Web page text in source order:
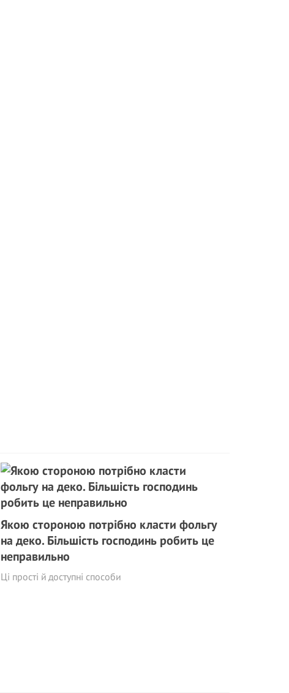
Якою стороною потрібно класти фольгу
на деко. Більшість господинь робить це
неправильно
Ці прості й доступні способи